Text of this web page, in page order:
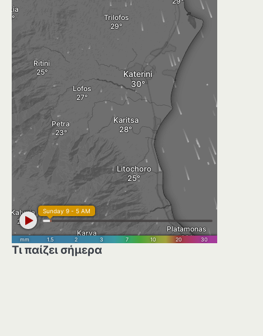
Τι παίζει σήμερα